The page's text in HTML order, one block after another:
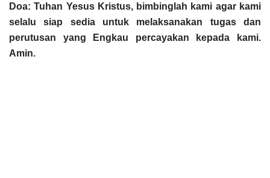
Doa: Tuhan Yesus Kristus, bimbinglah kami agar kami
selalu siap sedia untuk melaksanakan tugas dan
perutusan yang Engkau percayakan kepada kami.
Amin.